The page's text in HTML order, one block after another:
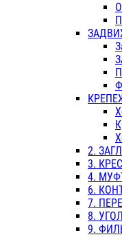
2.
3.
4.
6.
7.
8.
9.